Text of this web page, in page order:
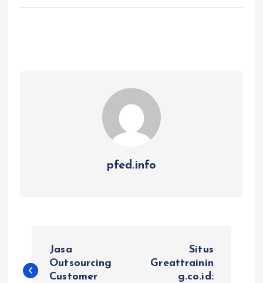
pfed.info
o
Jasa
Outsourcing
Customer
Situs
Greattrainin
g.co.id: